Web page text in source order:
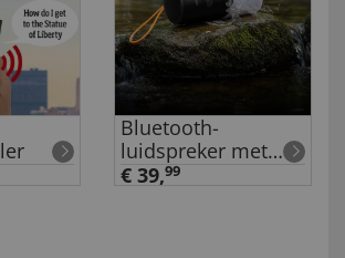
Bluetooth-
luidspreker met
verlichting
€ 39,99